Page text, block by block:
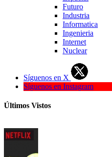
Futuro
Industria
Informatica
Ingenieria
Internet
Nuclear
Síguenos en X
Síguenos en Instagram
Últimos Vistos